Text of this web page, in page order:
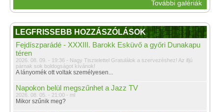
További galériák
LEGFRISSEBB HOZZÁSZÓLÁSOK
Fejdíszparádé - XXXIII. Barokk Esküvő a győri Dunakapu
téren
2026. 08. 09. - 19:36 - Nagy Tisztelettel Gratulálok a szervezéshez! Az ifjú
párnak sok boldogságot kívánok!
A lányomék ott voltak személyesen...
Napokon belül megszűnhet a Jazz TV
2026. 08. 05. - 21:00 - ml
Mikor szűnik meg?